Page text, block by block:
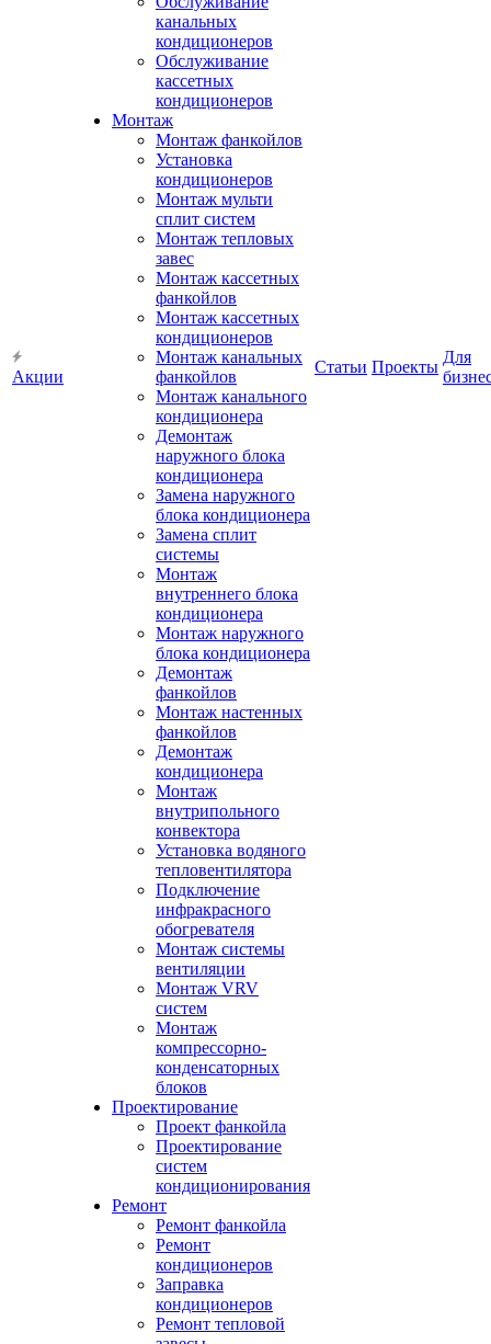
Акции
канальных
кондиционеров
Обслуживание
кассетных
кондиционеров
Монтаж
Монтаж фанкойлов
Установка
кондиционеров
Монтаж мульти
сплит систем
Монтаж тепловых
завес
Монтаж кассетных
фанкойлов
Монтаж кассетных
кондиционеров
Монтаж канальных
фанкойлов
Монтаж канального
кондиционера
Демонтаж
наружного блока
кондиционера
Замена наружного
блока кондиционера
Замена сплит
системы
Монтаж
внутреннего блока
кондиционера
Монтаж наружного
блока кондиционера
Демонтаж
фанкойлов
Монтаж настенных
фанкойлов
Демонтаж
кондиционера
Монтаж
внутрипольного
конвектора
Установка водяного
тепловентилятора
Подключение
инфракрасного
обогревателя
Монтаж системы
вентиляции
Монтаж VRV
систем
Монтаж
компрессорно-
конденсаторных
блоков
Проектирование
Проект фанкойла
Проектирование
систем
кондиционирования
Ремонт
Ремонт фанкойла
Ремонт
кондиционеров
Заправка
кондиционеров
Ремонт тепловой
Статьи Проекты
Для